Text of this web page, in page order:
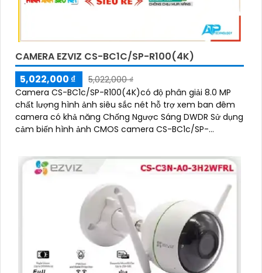
CAMERA EZVIZ CS-BC1C/SP-R100(4K)
5,022,000 ₫
5,022,000 ₫
Camera CS-BC1c/SP-R100(4K)có độ phân giải 8.0 MP
chất lượng hình ảnh siêu sắc nét hỗ trợ xem ban đêm
camera có khả năng Chống Ngược Sáng DWDR Sử dụng
cảm biến hình ảnh CMOS camera CS-BC1c/SP-
dữ liệu lên đến 512GB thông qua khe thẻ nhớ